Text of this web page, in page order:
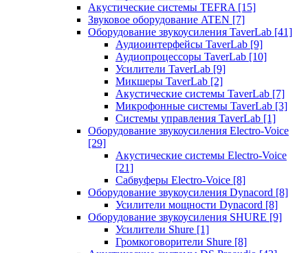
Акустические системы TEFRA [15]
Звуковое оборудование ATEN [7]
Оборудование звукоусиления TaverLab [41]
Аудиоинтерфейсы TaverLab [9]
Аудиопроцессоры TaverLab [10]
Усилители TaverLab [9]
Микшеры TaverLab [2]
Акустические системы TaverLab [7]
Микрофонные системы TaverLab [3]
Системы управления TaverLab [1]
Оборудование звукоусиления Electro-Voice
[29]
Акустические системы Electro-Voice
[21]
Сабвуферы Electro-Voice [8]
Оборудование звукоусиления Dynacord [8]
Усилители мощности Dynacord [8]
Оборудование звукоусиления SHURE [9]
Усилители Shure [1]
Громкоговорители Shure [8]